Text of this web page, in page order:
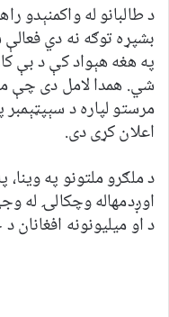
د طالبانو له واکمنېدو
بشپړه توګه نه دي
په هغه هېواد کې د بې
شي. همدا لامل دی چې
اعلان کړی دی.
د ملګرو ملتونو په وینا،
اوږدمهاله وچکالۍ له
د او میلیونونه